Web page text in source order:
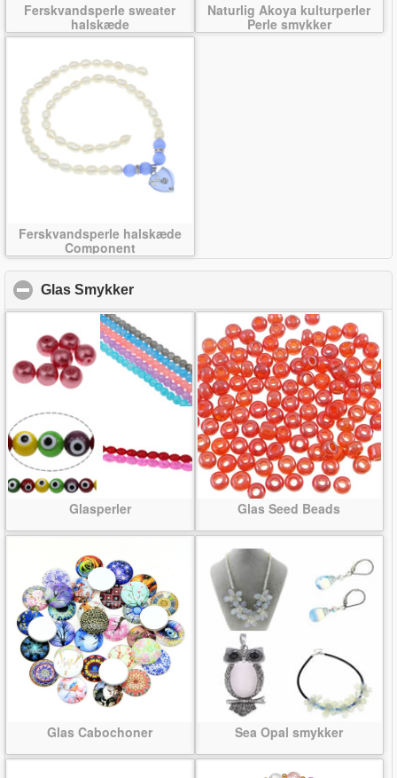
Ferskvandsperle sweater
halskæde
Naturlig Akoya kulturperler
Perle smykker
Ferskvandsperle halskæde
Component
Glas Smykker
Glasperler Glas Seed Beads
Glas Cabochoner Sea Opal smykker